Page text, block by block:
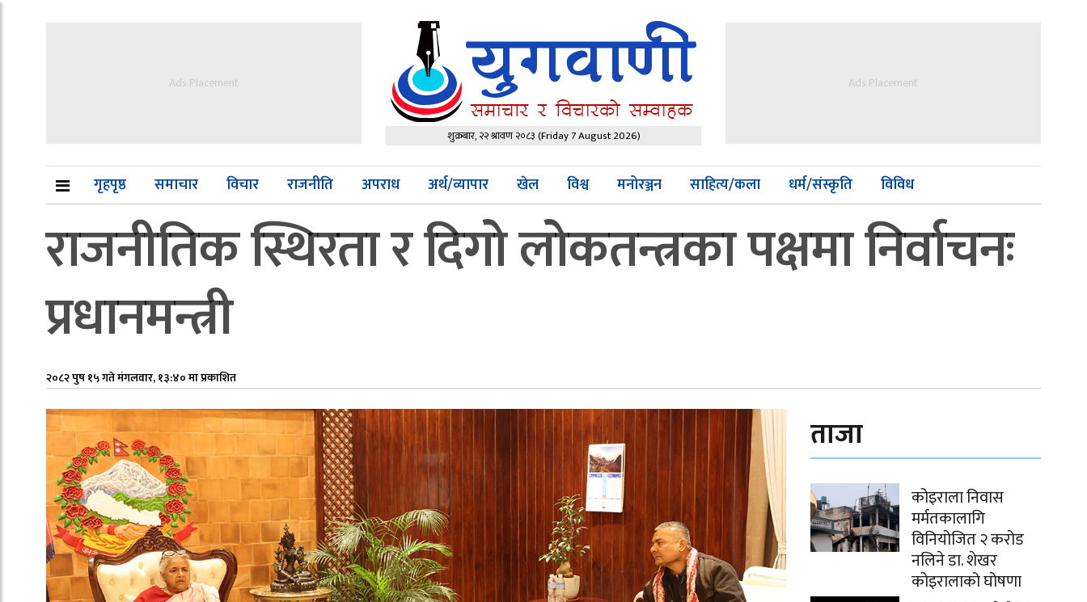
Ads Placement
शुक्रबार, २२ श्रावण २०८३(Friday 7 August 2026)
Ads Placement
गृहपृष्ठ समाचार विचार राजनीति अपराध अर्थ/व्यापार खेल विश्व मनोरञ्जन साहित्य/कला धर्म/संस्कृति विविध
राजनीतिक स्थिरता र दिगो लोकतन्त्रका पक्षमा निर्वाचनः
प्रधानमन्त्री
२०८२ पुष १५ गते मंगलवार, १३:४० मा प्रकाशित
ताजा
कोइराला निवास
मर्मतकालागि
विनियोजित २ करोड
नलिने डा. शेखर
कोइरालाको घोषणा